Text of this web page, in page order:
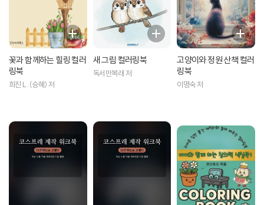
꽃과 함께하는 힐링 컬러
링북
희진 L. (승혜) 저
새 그림 컬러링북
독서만복래 저
고양이와 정원 산책 컬러
링북
이명숙 저